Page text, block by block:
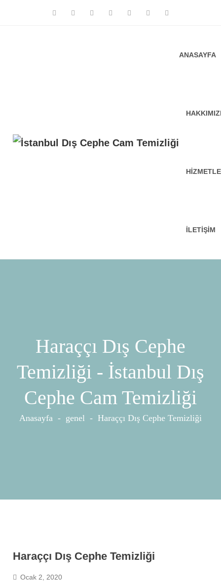
ANASAYFA
İLETIŞIM
Haraççı Dış Cephe
Temizliği - İstanbul Dış
Cephe Cam Temizliği
Anasayfa - genel - Haraççı Dış Cephe Temizliği
Haraççı Dış Cephe Temizliği
Ocak 2, 2020